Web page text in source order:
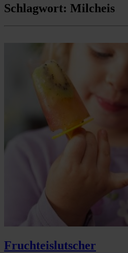
Schlagwort: Milcheis
Fruchteislutscher